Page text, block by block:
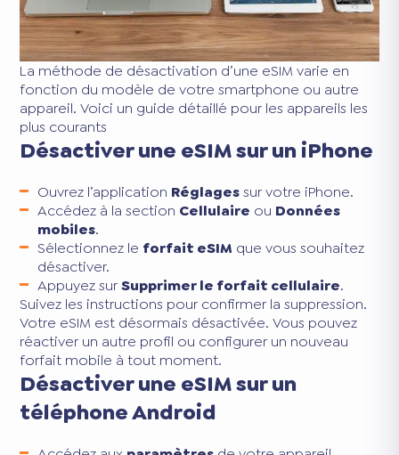
La méthode de désactivation d’une eSIM varie en
fonction du modèle de votre smartphone ou autre
appareil. Voici un guide détaillé pour les appareils les
plus courants
Désactiver une eSIM sur un iPhone
Ouvrez l’application Réglagessur votre iPhone.
Accédez à la section Cellulaire ou Données
mobiles.
Sélectionnez le forfait eSIM que vous souhaitez
désactiver.
Appuyez surSupprimer le forfait cellulaire.
Suivez les instructions pour confirmer la suppression.
Votre eSIM est désormais désactivée. Vous pouvez
réactiver un autre profil ou configurer un nouveau
forfait mobile à tout moment.
Désactiver une eSIM sur un
téléphone Android